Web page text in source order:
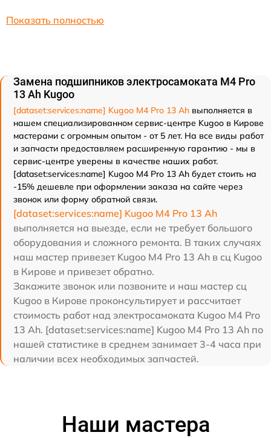
Показать полностью
Замена подшипников электросамоката M4 Pro
13 Ah Kugoo
[dataset:services:name] Kugoo M4 Pro 13 Ah выполняется в
нашем специализированном сервис-центре Kugoo в Кирове
мастерами с огромным опытом - от 5 лет. На все виды работ
и запчасти предоставляем расширенную гарантию - мы в
сервис-центре уверены в качестве наших работ.
[dataset:services:name] Kugoo M4 Pro 13 Ah будет стоить на
-15% дешевле при оформлении заказа на сайте через
звонок или форму обратной связи.
[dataset:services:name] Kugoo M4 Pro 13 Ah
выполняется на выезде, если не требует большого
оборудования и сложного ремонта. В таких случаях
наш мастер привезет Kugoo M4 Pro 13 Ah в сц Kugoo
в Кирове и привезет обратно.
Закажите звонок или позвоните и наш мастер сц
Kugoo в Кирове проконсультирует и рассчитает
стоимость работ над электросамоката Kugoo M4 Pro
13 Ah. [dataset:services:name] Kugoo M4 Pro 13 Ah по
нашей статистике в среднем занимает 3-4 часа при
наличии всех необходимых запчастей.
Наши мастера